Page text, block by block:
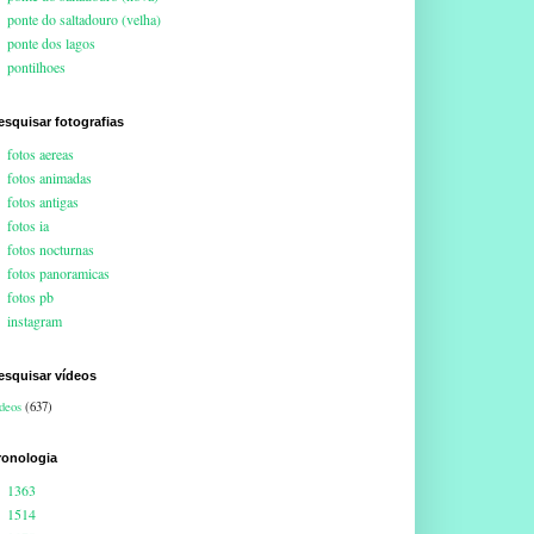
ponte do saltadouro (velha)
ponte dos lagos
pontilhoes
fotografias
fotos aereas
fotos animadas
fotos antigas
fotos ia
fotos nocturnas
fotos panoramicas
fotos pb
instagram
vídeos
(637)
1363
1514